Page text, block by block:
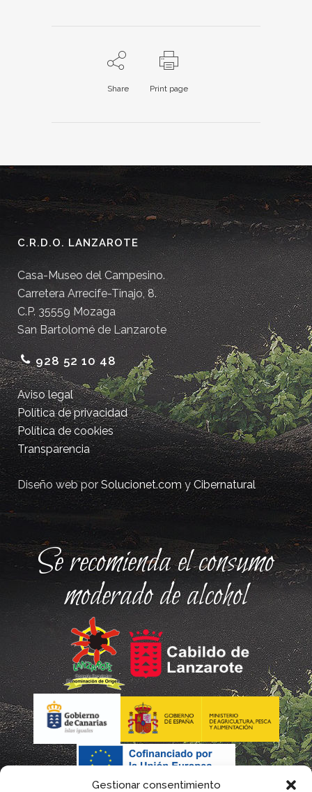
Gestionar consentimiento
Share Print page
C.R.D.O. LANZAROTE
Casa-Museo del Campesino.
Carretera Arrecife-Tinajo, 8.
C.P. 35559 Mozaga
San Bartolomé de Lanzarote
928 52 10 48
Aviso legal
Política de privacidad
Política de cookies
Transparencia
Diseño web porSolucionet.comyCibernatural
Se recomienda el consumo
moderado de alcohol